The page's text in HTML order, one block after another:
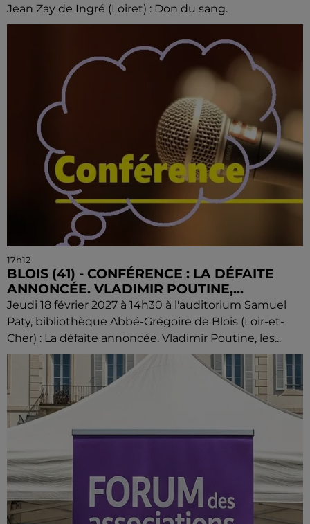
Jean Zay de Ingré (Loiret) : Don du sang.
17h12
BLOIS (41) - CONFÉRENCE : LA DÉFAITE
ANNONCÉE. VLADIMIR POUTINE,...
Jeudi 18 février 2027 à 14h30 à l'auditorium Samuel
Paty, bibliothèque Abbé-Grégoire de Blois (Loir-et-
Cher) : La défaite annoncée. Vladimir Poutine, les...